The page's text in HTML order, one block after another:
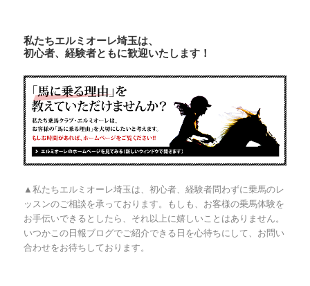
私たちエルミオーレ埼玉は、
初心者、経験者ともに歓迎いたします！
▲私たちエルミオーレ埼玉は、初心者、経験者問わずに乗馬のレ
ッスンのご相談を承っております。もしも、お客様の乗馬体験を
お手伝いできるとしたら、それ以上に嬉しいことはありません。
いつかこの日報ブログでご紹介できる日を心待ちにして、お問い
合わせをお待ちしております。